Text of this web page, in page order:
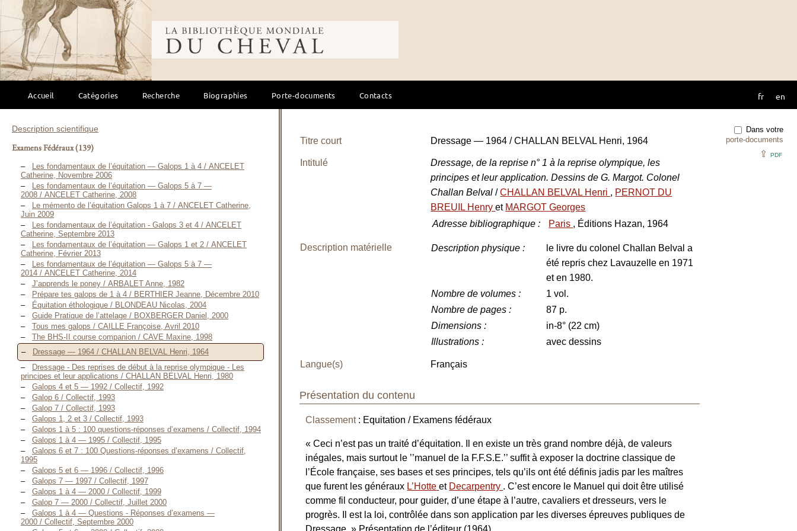
Bibliothèque mondiale du cheval
Accueil Catégories Recherche Biographies Porte-documents Contacts fr en
Description scientifique
Examens Fédéraux(139)
Les fondamentaux de l’équitation — Galops 1 à 4 / ANCELET
Catherine, Novembre 2006
Les fondamentaux de l’équitation — Galops 5 à 7 —
2008 / ANCELET Catherine, 2008
Le mémento de l’équitation Galops 1 à 7 / ANCELET Catherine,
Juin 2009
Les fondamentaux de l’équitation - Galops 3 et 4 / ANCELET
Catherine, Septembre 2013
Les fondamentaux de l’équitation — Galops 1 et 2 / ANCELET
Catherine, Février 2013
Les fondamentaux de l’équitation — Galops 5 à 7 —
2014 / ANCELET Catherine, 2014
J’apprends le poney / ARBALET Anne, 1982
Prépare tes galops de 1 à 4 / BERTHIER Jeanne, Décembre 2010
Équitation éthologique / BLONDEAU Nicolas, 2004
Guide Pratique de l’attelage / BOXBERGER Daniel, 2000
Tous mes galops / CAILLE Françoise, Avril 2010
The BHS-II course companion / CAVE Maxine, 1998
Dressage — 1964 / CHALLAN BELVAL Henri, 1964
Dressage - Des reprises de début à la reprise olympique - Les
principes et leur applications / CHALLAN BELVAL Henri, 1980
Galops 4 et 5 — 1992 / Collectif, 1992
Galop 6 / Collectif, 1993
Galop 7 / Collectif, 1993
Galops 1, 2 et 3 / Collectif, 1993
Galops 1 à 5 : 100 questions-réponses d’examens / Collectif, 1994
Galops 1 à 4 — 1995 / Collectif, 1995
Galops 6 et 7 : 100 Questions-réponses d’examens / Collectif,
1995
Galops 5 et 6 — 1996 / Collectif, 1996
Galops 7 — 1997 / Collectif, 1997
Galops 1 à 4 — 2000 / Collectif, 1999
Galop 7 — 2000 / Collectif, Juillet 2000
Galops 1 à 4 — Questions - Réponses d’examens —
2000 / Collectif, Septembre 2000
Dans votre
porte-documents
⇪ PDF
Titre court Dressage — 1964 / CHALLAN BELVAL Henri, 1964
Intitulé
Dressage, de la reprise n° 1 à la reprise olympique, les
principes et leur application. Dessins de G. Margot. Colonel
Challan Belval/CHALLAN BELVAL Henri , PERNOT DU
BREUIL Henryet MARGOT Georges
Adresse bibliographique : Paris , Éditions Hazan, 1964
Description matérielle Description physique :
le livre du colonel Challan Belval a
été repris chez Lavauzelle en 1971
et en 1980.
Nombre de volumes :
1 vol.
Nombre de pages :
87 p.
Dimensions :
in-8° (22 cm)
Illustrations : avec dessins
Langue(s) Français
Présentation du contenu
Classement: Equitation / Examens fédéraux
« Ceci n’est pas un traité d’équitation. Il en existe un très grand nombre déjà, de valeurs
inégales, mais surtout le ’’manuel de la F.F.S.E.’’ suffit à exposer la doctrine classique de
l’École française, ses bases et ses principes, tels qu’ils ont été définis jadis par les maîtres
que furent les généraux L’Hotteet Decarpentry . C’est encore le Manuel qui doit être utilisé
comme fil conducteur, pour guider, d’une étape à l’autre, cavaliers et dresseurs, vers le
progrès. Il est la loi, contrôlée dans son application par les diverses épreuves publiques de